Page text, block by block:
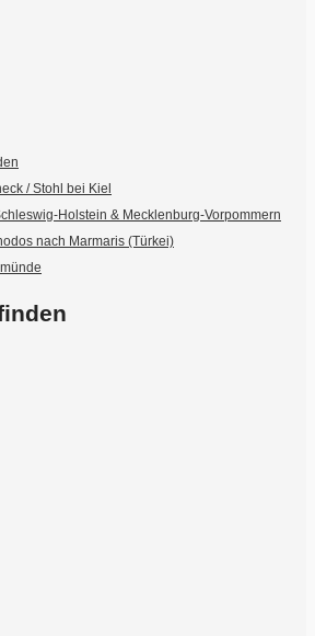
/ Stohl bei Kiel
Holstein & Mecklenburg-Vorpommern
nach Marmaris (Türkei)